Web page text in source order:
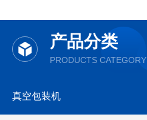
产品分类
PRODUCTS CATEGORY
真空包装机